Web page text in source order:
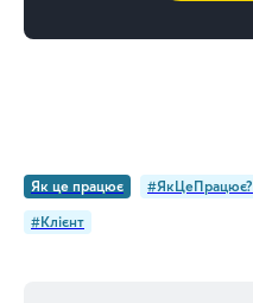
Як це працює #ЯкЦеПрацює?
#Клієнт